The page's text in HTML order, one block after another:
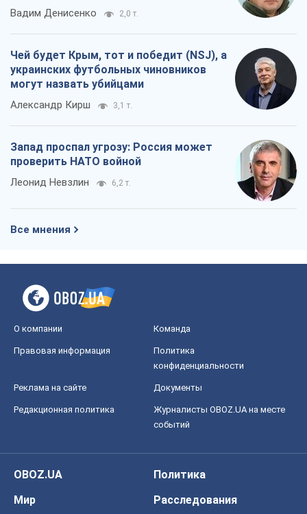
Вадим Денисенко 2,0 т.
Чей будет Крым, тот и победит (NSJ), а
украинских футбольных чиновников
могут назвать убийцами
Александр Кирш 3,1 т.
Запад проспал угрозу: Россия может
проверить НАТО войной
Леонид Невзлин 6,2 т.
Все мнения
О компании Команда
Правовая информация
Политика
конфиденциальности
Реклама на сайте Документы
Редакционная политика
Журналисты OBOZ.UA на месте
событий
OBOZ.UA
Политика
Мир
Расследования